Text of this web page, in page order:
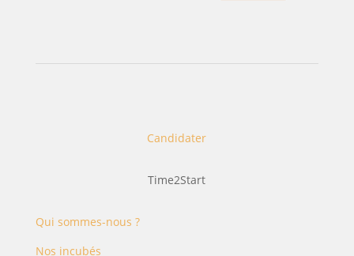
Candidater
Time2Start
Qui sommes-nous ?
Nos incubés